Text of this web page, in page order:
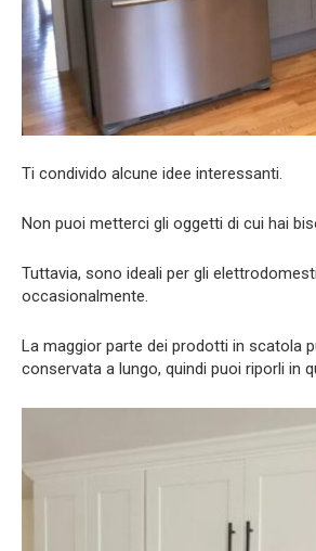
Ti condivido alcune idee interessanti.
Non puoi metterci gli oggetti di cui hai
Tuttavia, sono ideali per gli
occasionalmente.
La maggior parte dei prodotti in scatola
conservata a lungo, quindi puoi riporli in